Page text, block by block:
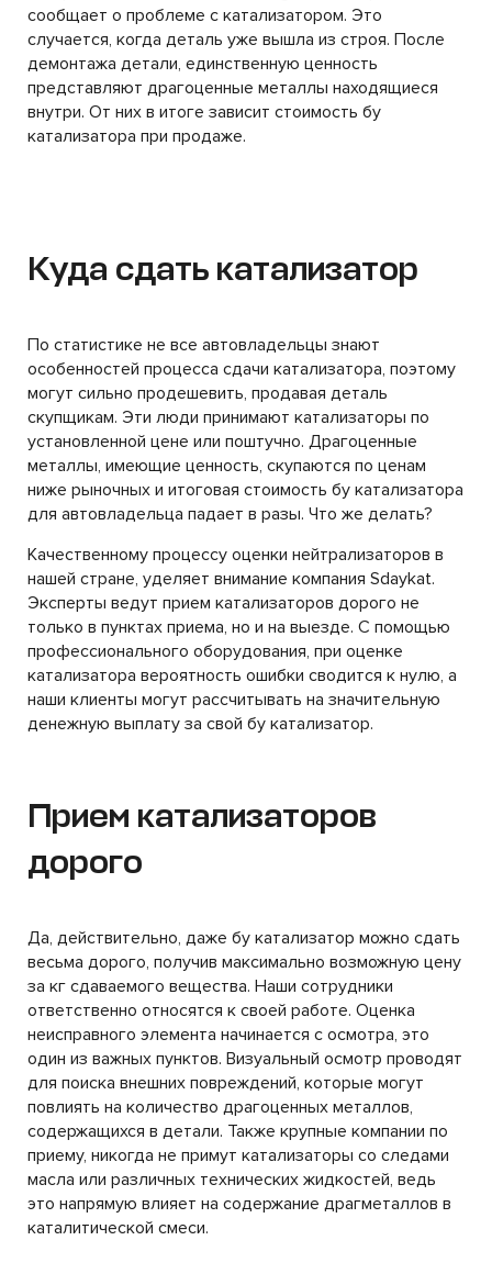
сообщает о проблеме с катализатором. Это
случается, когда деталь уже вышла из строя. После
демонтажа детали, единственную ценность
представляют драгоценные металлы находящиеся
внутри. От них в итоге зависит стоимость бу
катализатора при продаже.
Куда сдать катализатор
По статистике не все автовладельцы знают
особенностей процесса сдачи катализатора, поэтому
могут сильно продешевить, продавая деталь
скупщикам. Эти люди принимают катализаторы по
установленной цене или поштучно. Драгоценные
металлы, имеющие ценность, скупаются по ценам
ниже рыночных и итоговая стоимость бу катализатора
для автовладельца падает в разы. Что же делать?
Качественному процессу оценки нейтрализаторов в
нашей стране, уделяет внимание компания Sdaykat.
Эксперты ведут прием катализаторов дорого не
только в пунктах приема, но и на выезде. С помощью
профессионального оборудования, при оценке
катализатора вероятность ошибки сводится к нулю, а
наши клиенты могут рассчитывать на значительную
денежную выплату за свой бу катализатор.
Прием катализаторов
дорого
Да, действительно, даже бу катализатор можно сдать
весьма дорого, получив максимально возможную цену
за кг сдаваемого вещества. Наши сотрудники
ответственно относятся к своей работе. Оценка
неисправного элемента начинается с осмотра, это
один из важных пунктов. Визуальный осмотр проводят
для поиска внешних повреждений, которые могут
повлиять на количество драгоценных металлов,
содержащихся в детали. Также крупные компании по
приему, никогда не примут катализаторы со следами
масла или различных технических жидкостей, ведь
это напрямую влияет на содержание драгметаллов в
каталитической смеси.